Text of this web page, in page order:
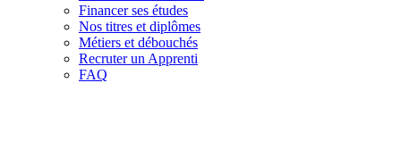
Financer ses études
Nos titres et diplômes
Métiers et débouchés
Recruter un Apprenti
FAQ